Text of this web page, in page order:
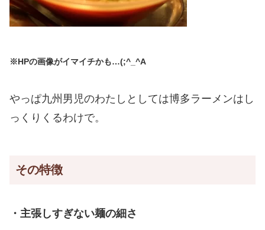
※HPの画像がイマイチかも…(;^_^A
やっぱ九州男児のわたしとしては博多ラーメンはし
っくりくるわけで。
その特徴
・主張しすぎない麺の細さ